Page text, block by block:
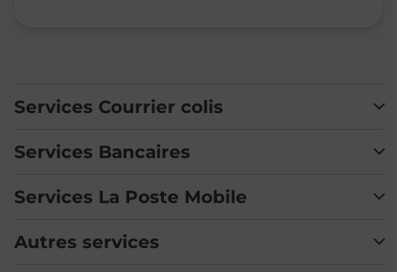
Services Courrier colis
Services Bancaires
Services La Poste Mobile
Autres services